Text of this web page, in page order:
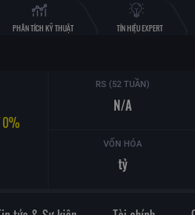
PHÂN TÍCH KỸ THUẬT TÍN HIỆU EXPERT
0%
RS (52 TUẦN)
N/A
VỐN HÓA
tỷ